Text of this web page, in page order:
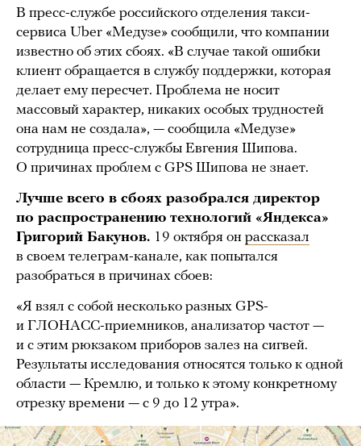
В пресс-службе российского отделения такси-
сервиса Uber «Медузе» сообщили, что компании
известно об этих сбоях. «В случае такой ошибки
клиент обращается в службу поддержки, которая
делает ему пересчет. Проблема не носит
массовый характер, никаких особых трудностей
она нам не создала», — сообщила «Медузе»
сотрудница пресс-службы Евгения Шипова.
О причинах проблем с GPS Шипова не знает.
Лучше всего в сбоях разобрался директор
по распространению технологий «Яндекса»
Григорий Бакунов. 19 октября он рассказал
в своем телеграм-канале, как попытался
разобраться в причинах сбоев:
«Я взял с собой несколько разных GPS-
и ГЛОНАСС-приемников, анализатор частот —
и с этим рюкзаком приборов залез на сигвей.
Результаты исследования относятся только к одной
области — Кремлю, и только к этому конкретному
отрезку времени — с 9 до 12 утра».